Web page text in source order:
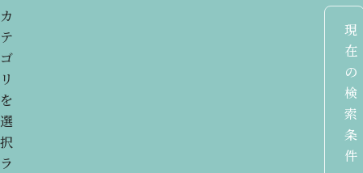
カ
テ
ゴ
リ
を
選
択
ラ
現
在
の
検
索
条
件